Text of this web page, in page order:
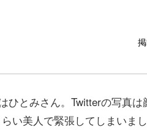
とみさん。Twitterの写真は
い美人で緊張してしまいま